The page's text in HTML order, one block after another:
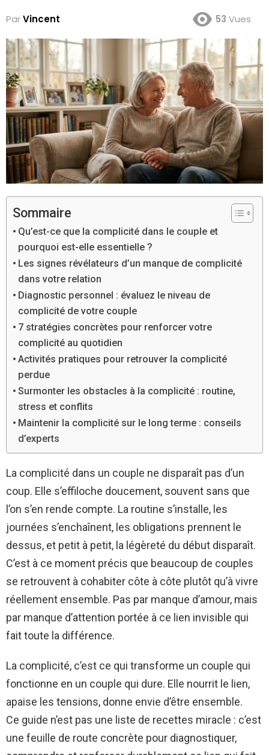
ParVincent 53 Vues
Sommaire
Qu’est-ce que la complicité dans le couple et
pourquoi est-elle essentielle ?
Les signes révélateurs d’un manque de complicité
dans votre relation
Diagnostic personnel : évaluez le niveau de
complicité de votre couple
7 stratégies concrètes pour renforcer votre
complicité au quotidien
Activités pratiques pour retrouver la complicité
perdue
Surmonter les obstacles à la complicité : routine,
stress et conflits
Maintenir la complicité sur le long terme : conseils
d’experts
La complicité dans un couple ne disparaît pas d’un
coup. Elle s’effiloche doucement, souvent sans que
l’on s’en rende compte. La routine s’installe, les
journées s’enchaînent, les obligations prennent le
dessus, et petit à petit, la légèreté du début disparaît.
C’est à ce moment précis que beaucoup de couples
se retrouvent à cohabiter côte à côte plutôt qu’à vivre
réellement ensemble. Pas par manque d’amour, mais
par manque d’attention portée à ce lien invisible qui
fait toute la différence.
La complicité, c’est ce qui transforme un couple qui
fonctionne en un couple qui dure. Elle nourrit le lien,
apaise les tensions, donne envie d’être ensemble.
Ce guide n’est pas une liste de recettes miracle : c’est
une feuille de route concrète pour diagnostiquer,